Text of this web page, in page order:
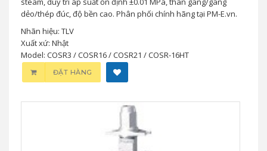
dẻo/thép đúc, độ bền cao. Phân phối chính hãng tại PM-E.vn.
Nhãn hiệu: TLV
Xuất xứ: Nhật
Model: COSR3 / COSR16 / COSR21 / COSR-16HT
ĐẶT HÀNG